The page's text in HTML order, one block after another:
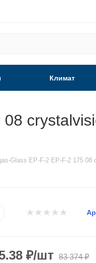
Климат
Glass EP-F-2 EP-F-2 175
₽/шт 83 374₽